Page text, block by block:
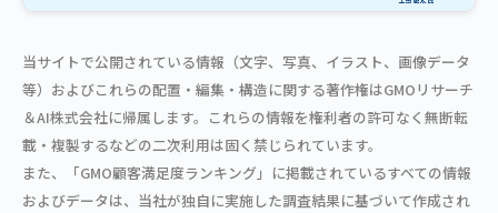
当サイトで公開されている情報（文字、写真、イラスト、画像データ
等）およびこれらの配置・編集・構造に関する著作権はGMOリサーチ
＆AI株式会社に帰属します。これらの情報を権利者の許可なく無断転
載・複製するなどの二次利用は固く禁じられています。
また、「GMO顧客満足度ランキング」に掲載されているすべての情報
およびデータは、当社が独自に実施した調査結果に基づいて作成され